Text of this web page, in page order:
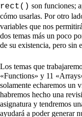
rect() son funciones;
cómo usarlas. Por otro
variables que nos
dos temas más un poco
de su existencia, pero sin
Los temas que
«Functions» y 11
solamente echaremos un
habremos hecho una
asignatura y tendremos
ayudará a poder generar